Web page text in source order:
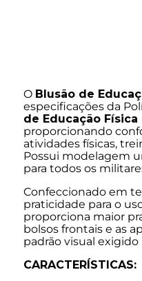
O Blusão de
especificações da
de Educação Física
proporcionando
atividades físicas,
Possui modelagem
para todos os
Confeccionado em
praticidade para o
proporciona maior
bolsos frontais e as
padrão visual exigido
CARACTERÍSTICAS: